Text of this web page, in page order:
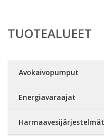
TUOTEALUEET
Avokaivopumput
Energiavaraajat
Harmaavesijärjestelmät